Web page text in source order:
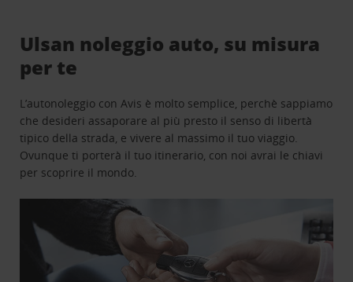
Ulsan noleggio auto, su misura
per te
L’autonoleggio con Avis è molto semplice, perchè sappiamo
che desideri assaporare al più presto il senso di libertà
tipico della strada, e vivere al massimo il tuo viaggio.
Ovunque ti porterà il tuo itinerario, con noi avrai le chiavi
per scoprire il mondo.